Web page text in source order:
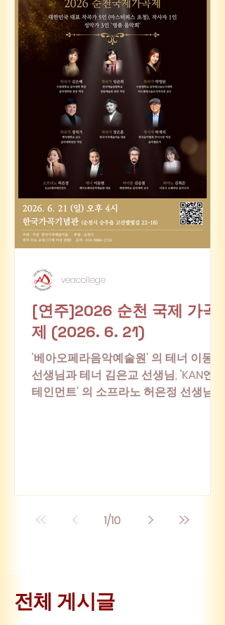
[연주]2026 순천 국제 가곡
제 (2026. 6. 21)
'베아오페라음악예술원' 의 테너 이동현
선생님과 테너 김은교 선생님, 'KAN엔터
테인먼트' 의 소프라노 허은정 선생님과,
가곡제 #순천 #국제 #가곡제 #연주
회 #연주 #공연 #음악 #성악 #음악
회
veacollege
1/10
​전체 게시글